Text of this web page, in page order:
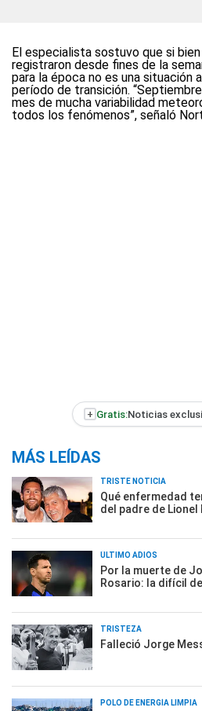
El especialista sostuvo que si
registraron desde fines de la
para la época no es una situación
período de transición.
mes de mucha variabilidad
todos los fenómenos”, señaló
+ Gratis:Noticias
MÁS LEÍDAS
TRISTE NOTICIA
Qué enfermedad
del padre de
ÚLTIMO ADIÓS
Por la muerte de
Rosario: la difícil
TRISTEZA
Falleció Jorge
POLO DE ENERGÍA LIMPIA